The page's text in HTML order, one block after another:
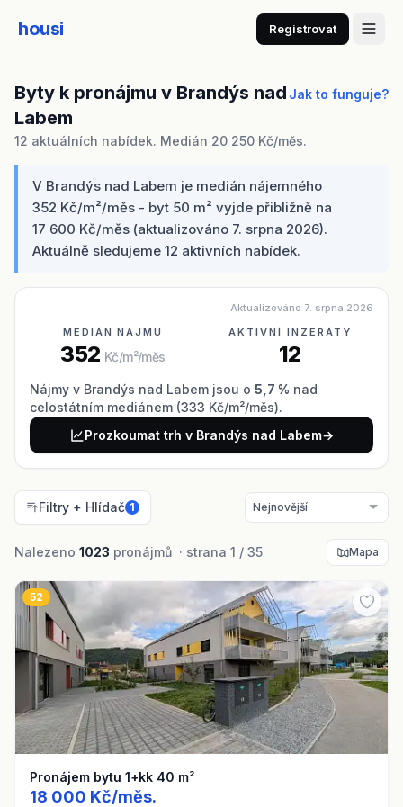
housi Registrovat
Byty k pronájmu v Brandýs nad
Labem
Jak to funguje?
12 aktuálních nabídek. Medián 20 250 Kč/měs.
V Brandýs nad Labem je medián nájemného
352 Kč/m²/měs - byt 50 m² vyjde přibližně na
17 600 Kč/měs (aktualizováno 7. srpna 2026).
Aktuálně sledujeme 12 aktivních nabídek.
Aktualizováno 7. srpna 2026
MEDIÁN NÁJMU
352 Kč/m²/měs
AKTIVNÍ INZERÁTY
12
Nájmy v Brandýs nad Labem jsou o 5,7 % nad
celostátním mediánem (333 Kč/m²/měs).
Prozkoumat trh v Brandýs nad Labem→
Filtry + Hlídač 1
Nalezeno 1023 pronájmů · strana 1 / 35 Mapa
52
Pronájem bytu 1+kk 40 m²
18 000 Kč/měs.